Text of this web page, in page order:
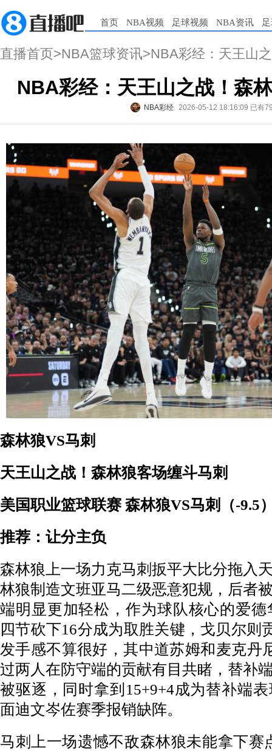
首页 NBA视频 足球视频 NBA资讯
直播首页>NBA篮球资讯>NBA彩经：天王山
NBA彩经：天王山之战！森
NBA彩经 2026-05-12 18:16:09 已有
森林狼VS马刺
天王山之战！森林狼客场缠斗马刺
美国职业篮球联赛 森林狼VS马刺（-9.5
推荐：让分主负
森林狼上一场力克马刺扳平大比分拖入
林狼制造文班亚马二级恶意犯规，后者
端明显更加轻松，作为球队核心的爱德
四节砍下16分成为取胜关键，戈贝尔则
发手感不算很好，其中道苏姆和麦克丹
过两人在防守端的贡献有目共睹，替补
被驱逐，同时拿到15+9+4成为替补端
面迪文岑佐赛季报销缺阵。
马刺上一场遗憾不敌森林狼未能拿下赛